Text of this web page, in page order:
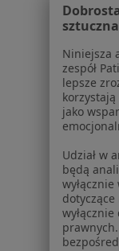
Niniejsza
zespół
lepsze
jako
Udział w
będą